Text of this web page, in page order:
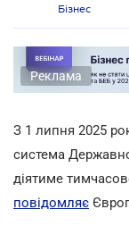
Бізнес
Реклама
З 1 липня 2025
система
діятиме
повідомляє